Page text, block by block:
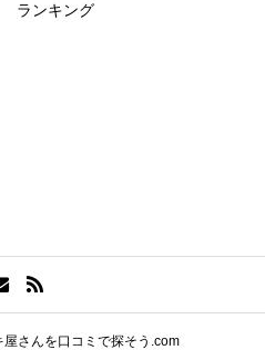
ランキング
さんを口コミで探そう.com